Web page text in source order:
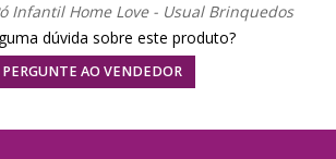
Infantil Home Love - Usual Brinquedos
dúvida sobre este produto?
PERGUNTE AO VENDEDOR